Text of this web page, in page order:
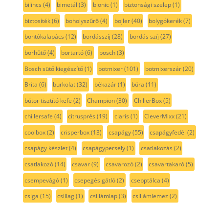
bilincs (4) bimetál (3) bionic(1) biztonsági szelep(1)
biztosíték(6) boholyszűrő(4) bojler(40) bolygókerék(7)
bontókalapács (12) bordásszíj (28) bordás szíj (27)
borhűtő(4) bortartó(6) bosch(3)
Bosch sütő kiegészítő(1) botmixer(101) botmixerszár(20)
Brita (6) burkolat(32) békazár(1) búra (11)
bútor tisztító kefe (2) Champion(30) ChillerBox(5)
chillersafe (4) citrusprés (19) claris (1) CleverMixx(21)
coolbox(2) crisperbox(13) csapágy(55) csapágyfedél (2)
csapágy készlet(4) csapágypersely(1) csatlakozás (2)
csatlakozó(14) csavar(9) csavarozó(2) csavartakaró(5)
csempevágó(1) csepegés gátló(2) csepptálca (4)
csiga (15) csillag(1) csillámlap(3) csillámlemez (2)